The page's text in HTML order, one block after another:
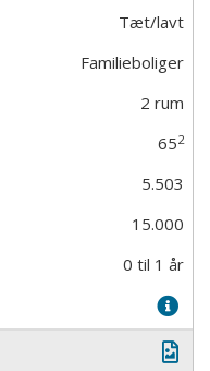
Tæt/lavt
Familieboliger
2 rum
652
5.503
15.000
0 til 1 år